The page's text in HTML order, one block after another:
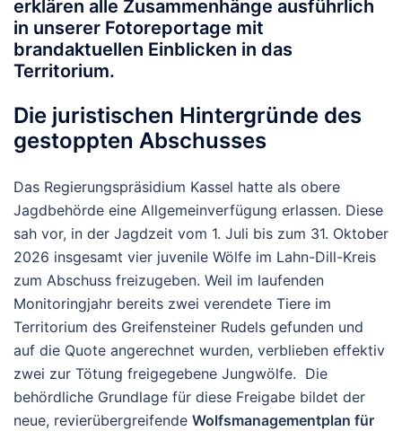
erklären alle Zusammenhänge ausführlich
in unserer Fotoreportage mit
brandaktuellen Einblicken in das
Territorium.
Die juristischen Hintergründe des
gestoppten Abschusses
Das Regierungspräsidium Kassel hatte als obere
Jagdbehörde eine Allgemeinverfügung erlassen. Diese
sah vor, in der Jagdzeit vom 1. Juli bis zum 31. Oktober
2026 insgesamt vier juvenile Wölfe im Lahn-Dill-Kreis
zum Abschuss freizugeben. Weil im laufenden
Monitoringjahr bereits zwei verendete Tiere im
Territorium des Greifensteiner Rudels gefunden und
auf die Quote angerechnet wurden, verblieben effektiv
zwei zur Tötung freigegebene Jungwölfe. Die
behördliche Grundlage für diese Freigabe bildet der
neue, revierübergreifende Wolfsmanagementplan für